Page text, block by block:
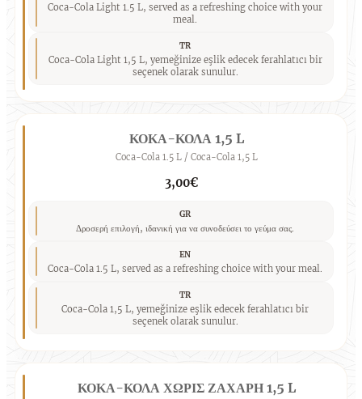
Coca-Cola Light 1.5 L, served as a refreshing choice with your
meal.
TR
Coca-Cola Light 1,5 L, yemeğinize eşlik edecek ferahlatıcı bir
seçenek olarak sunulur.
ΚΟΚΑ-ΚΟΛΑ 1,5 L
Coca-Cola 1.5 L / Coca-Cola 1,5 L
3,00€
GR
Δροσερή επιλογή, ιδανική για να συνοδεύσει το γεύμα σας.
EN
Coca-Cola 1.5 L, served as a refreshing choice with your meal.
TR
Coca-Cola 1,5 L, yemeğinize eşlik edecek ferahlatıcı bir
seçenek olarak sunulur.
ΚΟΚΑ-ΚΟΛΑ ΧΩΡΙΣ ΖΑΧΑΡΗ 1,5 L